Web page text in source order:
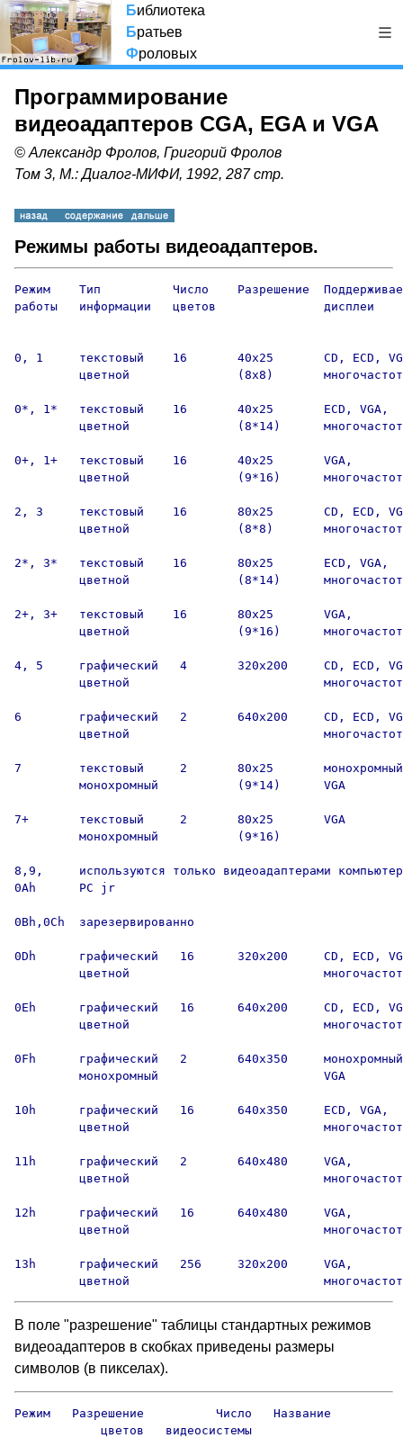
Библиотека
Братьев
Фроловых
Программирование
видеоадаптеров CGA, EGA и VGA
© Александр Фролов, Григорий Фролов
Том 3, М.: Диалог-МИФИ, 1992, 287 стр.
Режимы работы видеоадаптеров.
Режим    Тип          Число    Разрешение
работы   информации   цветов               дисплеи
0, 1     текстовый    16       40х25       CD, ECD,
цветной               (8x8)
0*, 1*   текстовый    16       40х25       ECD, VGA,
цветной               (8*14)
0+, 1+   текстовый    16       40х25       VGA,
цветной               (9*16)
2, 3     текстовый    16       80х25       CD, ECD,
цветной               (8*8)
2*, 3*   текстовый    16       80х25       ECD, VGA,
цветной               (8*14)
2+, 3+   текстовый    16       80х25       VGA,
цветной               (9*16)
4, 5     графический   4       320х200     CD, ECD,
цветной
6        графический   2       640х200     CD, ECD,
цветной
7        текстовый     2       80х25
         монохромный           (9*14)      VGA
7+       текстовый     2       80х25       VGA
         монохромный           (9*16)
8,9,     используются только видеоадаптерами
0Ah      PC jr
0Bh,0Ch  зарезервированно
0Dh      графический   16      320х200     CD, ECD,
цветной
0Eh      графический   16      640х200     CD, ECD,
цветной
0Fh      графический   2       640х350
         монохромный                       VGA
10h      графический   16      640х350     ECD, VGA,
цветной
11h      графический   2       640х480     VGA,
цветной
12h      графический   16      640х480     VGA,
цветной
13h      графический   256     320х200     VGA,
цветной
В поле "разрешение" таблицы стандартных режимов
видеоадаптеров в скобках приведены размеры
символов (в пикселах).
Режим   Разрешение          Число   Название
            цветов   видеосистемы